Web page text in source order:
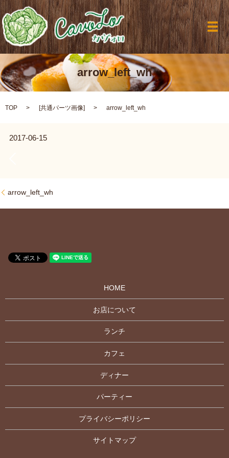
メ
arrow_left_wh
TOP [共通パーツ画像] arrow_left_wh
2017-06-15
arrow_left_wh
HOME
お店について
ランチ
カフェ
ディナー
パーティー
プライバシーポリシー
サイトマップ